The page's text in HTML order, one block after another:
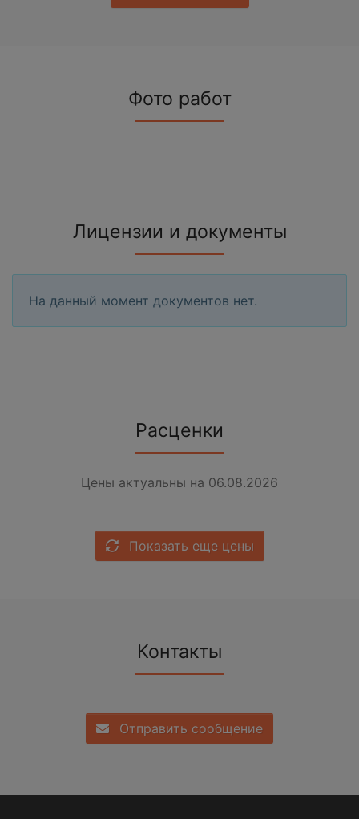
Фото работ
Лицензии и документы
На данный момент документов нет.
Расценки
Цены актуальны на 06.08.2026
Показать еще цены
Контакты
Отправить сообщение